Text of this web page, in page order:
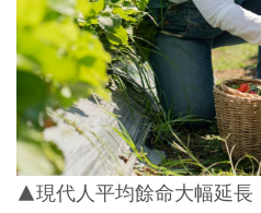
▲現代人平均餘命大幅延長